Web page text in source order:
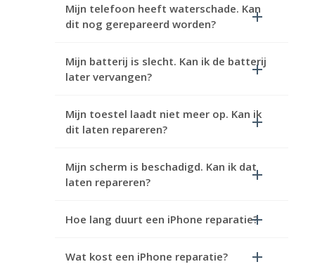
Mijn telefoon heeft waterschade. Kan
dit nog gerepareerd worden?
Mijn batterij is slecht. Kan ik de batterij
later vervangen?
Mijn toestel laadt niet meer op. Kan ik
dit laten repareren?
Mijn scherm is beschadigd. Kan ik dat
laten repareren?
Hoe lang duurt een iPhone reparatie?
Wat kost een iPhone reparatie?